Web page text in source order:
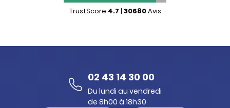
TrustScore 4.7 | 30680Avis
02 43 14 30 00
Du lundi au vendredi
de 8h00 à 18h30